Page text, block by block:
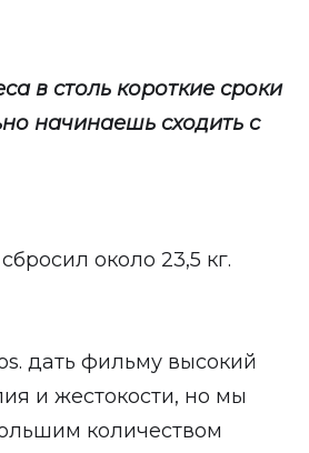
в столь короткие сроки
начинаешь сходить с
около 23,5 кг.
дать фильму высокий
и жестокости, но мы
количеством